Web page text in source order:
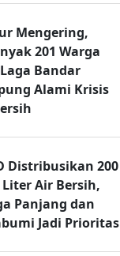
Mengering,
201 Warga
Bandar
Alami Krisis
Distribusikan 200
Liter Air Bersih,
Panjang dan
Jadi Prioritas